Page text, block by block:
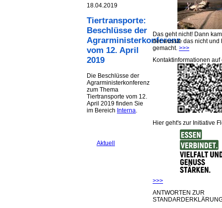
18.04.2019
Tiertransporte:
Beschlüsse der
Agrarministerkonferenz
vom 12. April
2019
Die Beschlüsse der
Agrarministerkonferenz
zum Thema
Tiertransporte vom 12.
April 2019 finden Sie
im Bereich Interna.
Aktuell
Das geht nicht! Dann
der wusste das nicht und
gemacht. >>>
Kontaktinformationen
Hier geht's zur Initiative
>>>
ANTWORTEN ZUR